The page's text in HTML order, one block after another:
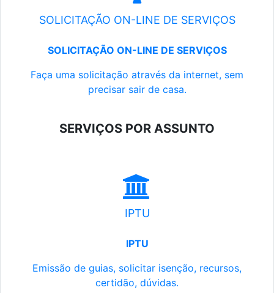
SOLICITAÇÃO ON-LINE DE SERVIÇOS
SOLICITAÇÃO ON-LINE DE SERVIÇOS
Faça uma solicitação através da internet, sem
precisar sair de casa.
SERVIÇOS POR ASSUNTO
IPTU
IPTU
Emissão de guias, solicitar isenção, recursos,
certidão, dúvidas.